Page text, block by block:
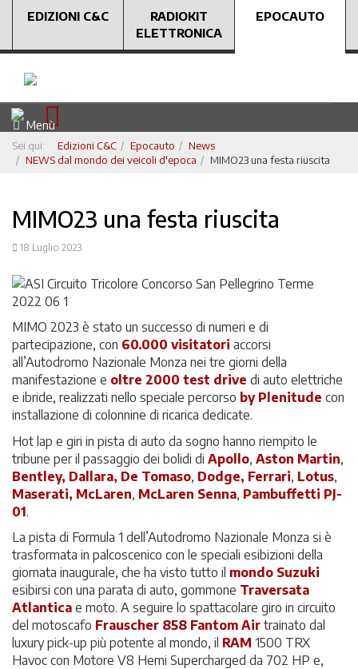
EDIZIONI C&C
RADIOKIT
ELETTRONICA
EPOCAUTO
Menù
Sei qui: Edizioni C&C Epocauto
News
NEWS dal mondo dei veicoli d'epoca
MIMO23 una festa riuscita
MIMO23 una festa riuscita
18 Luglio 2023
MIMO 2023 è stato un successo di numeri e di
partecipazione, con 60.000 visitatori accorsi
all’Autodromo Nazionale Monza nei tre giorni della
manifestazione e oltre 2000 test drive di auto elettriche
e ibride, realizzati nello speciale percorso by Plenitude con
installazione di colonnine di ricarica dedicate.
Hot lap e giri in pista di auto da sogno hanno riempito le
tribune per il passaggio dei bolidi di Apollo, Aston Martin,
Bentley, Dallara, De Tomaso, Dodge, Ferrari, Lotus,
Maserati, McLaren, McLaren Senna, Pambuffetti PJ-
01.
La pista di Formula 1 dell’Autodromo Nazionale Monza si è
trasformata in palcoscenico con le speciali esibizioni della
giornata inaugurale, che ha visto tutto il mondo Suzuki
esibirsi con una parata di auto, gommone Traversata
Atlantica e moto. A seguire lo spattacolare giro in circuito
del motoscafo Frauscher 858 Fantom Air trainato dal
luxury pick-up più potente al mondo, il RAM 1500 TRX
Havoc con Motore V8 Hemi Supercharged da 702 HP e,